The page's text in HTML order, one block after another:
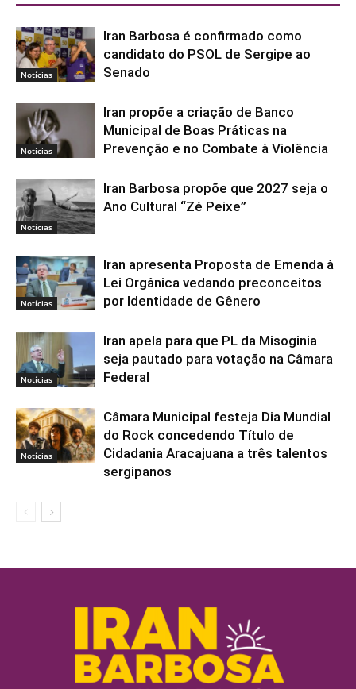
Notícias
Iran Barbosa é confirmado como
candidato do PSOL de Sergipe ao
Senado
Notícias
Iran propõe a criação de Banco
Municipal de Boas Práticas na
Prevenção e no Combate à Violência
Notícias
Iran Barbosa propõe que 2027 seja o
Ano Cultural “Zé Peixe”
Notícias
Iran apresenta Proposta de Emenda à
Lei Orgânica vedando preconceitos
por Identidade de Gênero
Notícias
Iran apela para que PL da Misoginia
seja pautado para votação na Câmara
Federal
Notícias
Câmara Municipal festeja Dia Mundial
do Rock concedendo Título de
Cidadania Aracajuana a três talentos
sergipanos